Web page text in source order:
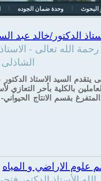
البحوث وحدة ضمان الجوده
الدكتور/خالد عبد
الله تعالى -
الشاذلى
يتقدم السيد الاستاذ
بالكلية بأحر التعازي
المتفرغ بقسم الانتاج
الاراضي و المياه